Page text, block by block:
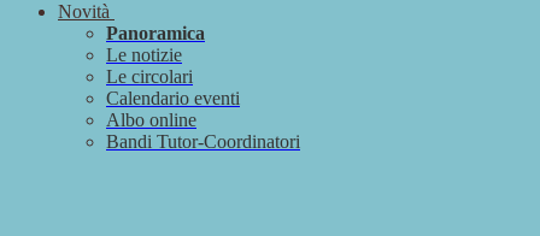
Novità
Panoramica
Le notizie
Le circolari
Calendario eventi
Albo online
Bandi Tutor-Coordinatori